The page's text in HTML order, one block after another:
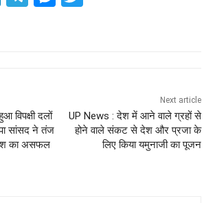
n
m
er
विपक्षी दलों
सांसद ने तंज
का असफल
Next article
UP News : देश में आने वाले ग्रहों से
होने वाले संकट से देश और प्रजा के
लिए किया यमुनाजी का पूजन